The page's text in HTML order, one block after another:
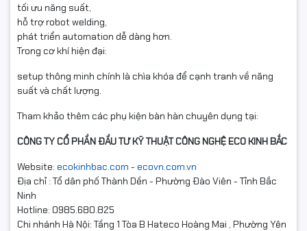
tối ưu năng suất,
hỗ trợ robot welding,
phát triển automation dễ dàng hơn.
Trong cơ khí hiện đại:
setup thông minh chính là chìa khóa để cạnh tranh về năng
suất và chất lượng.
Tham khảo thêm các phụ kiện bàn hàn chuyên dụng tại:
CÔNG TY CỔ PHẦN ĐẦU TƯ KỸ THUẬT CÔNG NGHỆ ECO KINH BẮC
Website: ecokinhbac.com - ecovn.com.vn
Địa chỉ : Tổ dân phố Thành Dền - Phường Đào Viên - Tỉnh Bắc
Ninh
Hotline: 0985.680.825
Chi nhánh Hà Nội: Tầng 1 Tòa B Hateco Hoàng Mai , Phường Yên